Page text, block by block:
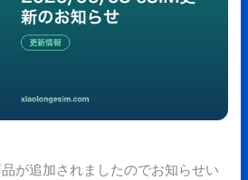
が追加されましたのでお知らせい